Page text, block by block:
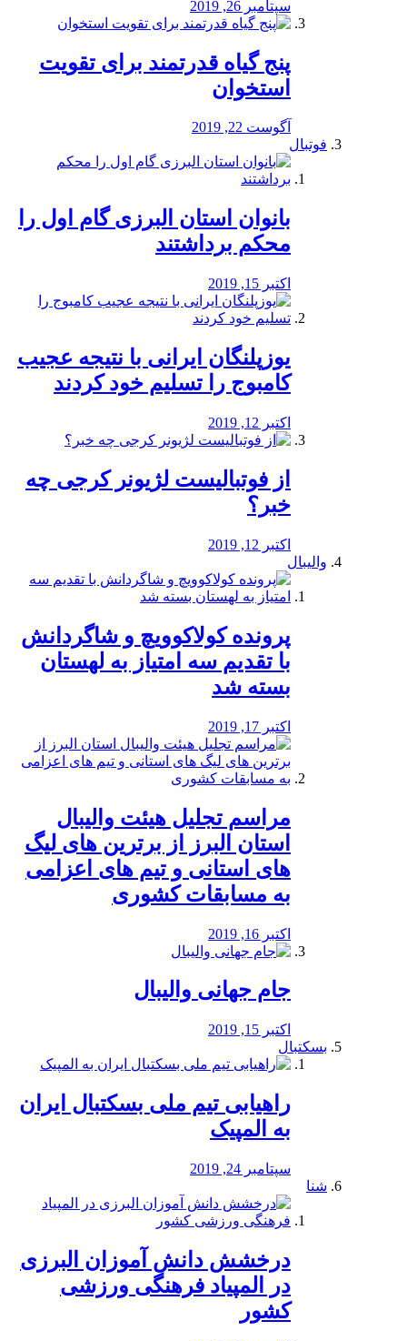
سپتامبر 26, 2019
پنج گیاه قدرتمند برای تقویت
استخوان
آگوست 22, 2019
فوتبال
بانوان استان البرزی گام اول را
محكم برداشتند
اکتبر 15, 2019
یوزپلنگان ایرانی با نتیجه عجیب
کامبوج را تسلیم خود کردند
اکتبر 12, 2019
از فوتبالیست لژیونر کرجی چه
خبر؟
اکتبر 12, 2019
والیبال
پرونده کولاکوویچ و شاگردانش
با تقدیم سه امتیاز به لهستان
بسته شد
اکتبر 17, 2019
مراسم تجلیل هیئت والیبال
استان البرز از برترین های لیگ
های استانی و تیم های اعزامی
به مسابقات کشوری
اکتبر 16, 2019
جام جهانی والیبال
اکتبر 15, 2019
بسکتبال
راهیابی تیم ملی بسکتبال ایران
به المپیک
سپتامبر 24, 2019
شنا
درخشش دانش آموزان البرزی
در المپیاد فرهنگی ورزشی
کشور